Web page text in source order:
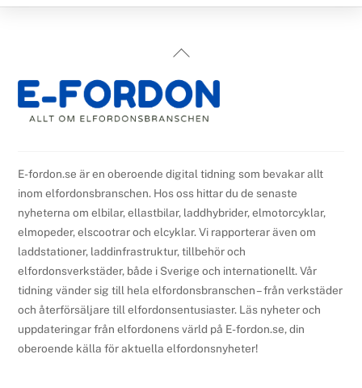
Back
Top
E-fordon.se är en oberoende digital tidning som bevakar allt
inom elfordonsbranschen. Hos oss hittar du de senaste
nyheterna om elbilar, ellastbilar, laddhybrider, elmotorcyklar,
elmopeder, elscootrar och elcyklar. Vi rapporterar även om
laddstationer, laddinfrastruktur, tillbehör och
elfordonsverkstäder, både i Sverige och internationellt. Vår
tidning vänder sig till hela elfordonsbranschen – från verkstäder
och återförsäljare till elfordonsentusiaster. Läs nyheter och
uppdateringar från elfordonens värld på E-fordon.se, din
oberoende källa för aktuella elfordonsnyheter!